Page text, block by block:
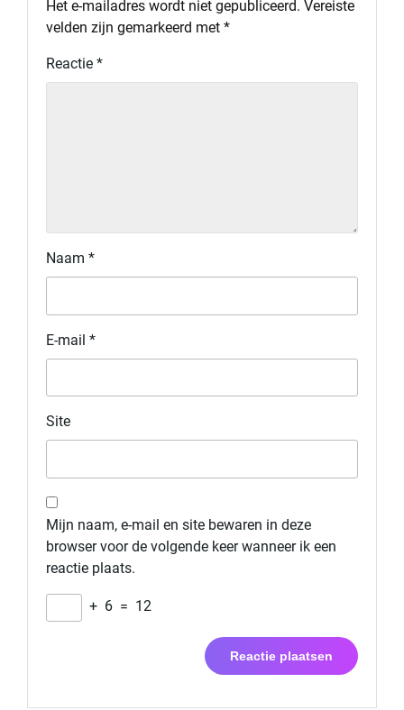
Het e-mailadres wordt niet gepubliceerd. Vereiste
velden zijn gemarkeerd met *
Reactie *
Naam *
E-mail *
Site
Mijn naam, e-mail en site bewaren in deze
browser voor de volgende keer wanneer ik een
reactie plaats.
+ 6 = 12